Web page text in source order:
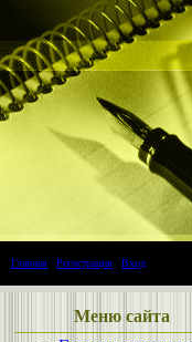
Главная Регистрация Вход
Меню сайта